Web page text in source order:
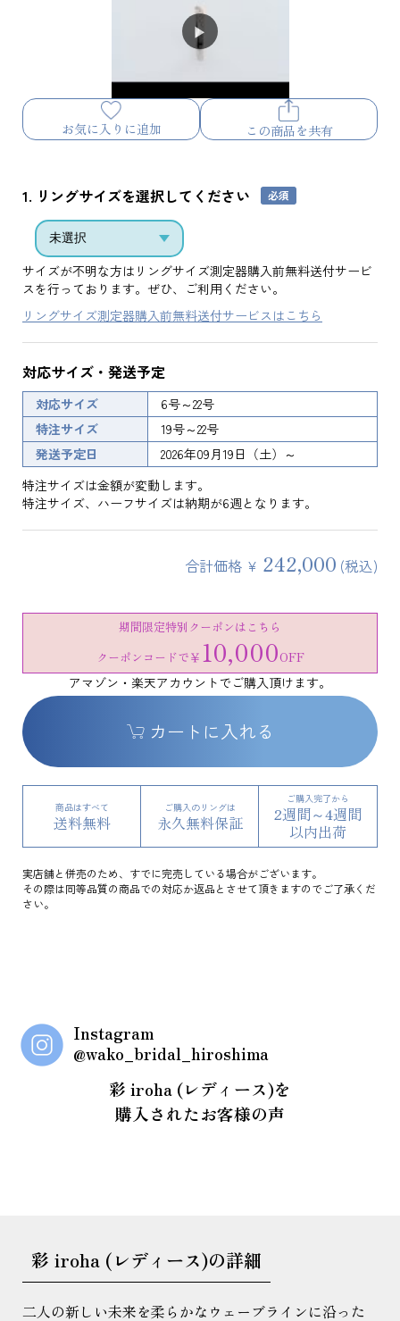
お気に入りに追加 この商品を共有
1. リングサイズを選択してください
サイズが不明な方はリングサイズ測定器購入前無料送付サービ
スを行っております。ぜひ、ご利用ください。
リングサイズ測定器購入前無料送付サービスはこちら
対応サイズ・発送予定
対応サイズ
6号～22号
特注サイズ
19号～22号
発送予定日
2026年09月19日（土）～
特注サイズは金額が変動します。
特注サイズ、ハーフサイズは納期が6週となります。
合計価格 ¥ 242,000 (税込)
期間限定特別クーポンはこちら
クーポンコードで￥ 10,000OFF
アマゾン・楽天アカウントでご購入頂けます。
カートに入れる
商品はすべて
送料無料
ご購入のリングは
永久無料保証
ご購入完了から
2週間～4週間
以内出荷
実店舗と併売のため、すでに完売している場合がございます。
その際は同等品質の商品での対応か返品とさせて頂きますのでご了承くだ
さい。
Instagram
@wako_bridal_hiroshima
彩 iroha (レディース)を
購入されたお客様の声
彩 iroha (レディース)の詳細
二人の新しい未来を柔らかなウェーブラインに沿った